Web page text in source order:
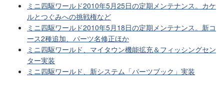
ミニ四駆ワールド2010年5月25日の定期メンテナンス。カケ
ルとつぐみへの挑戦権など
ミニ四駆ワールド2010年5月18日の定期メンテナンス。新コ
ース2種追加、パーツ名修正ほか
ミニ四駆ワールド、マイタウン機能拡充＆フィッシングセン
ター実装
ミニ四駆ワールド、新システム「パーツブック」実装